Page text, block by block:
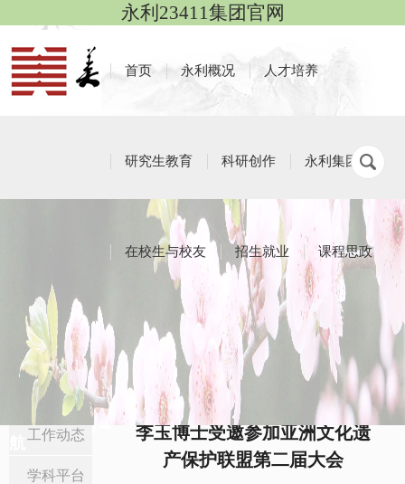
永利23411集团官网
首页 永利概况 人才培养
研究生教育 科研创作 永利集团
在校生与校友 招生就业 课程思政
栏目导
工作动态
学科平台
工作动态
当前位置: 首页 工作动态
李玉博士受邀参加亚洲文化遗
产保护联盟第二届大会